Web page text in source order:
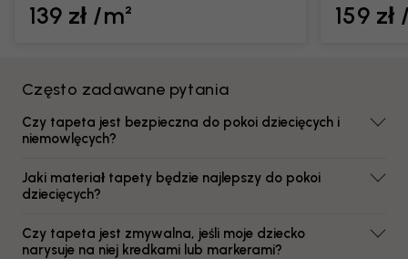
139 zł /m² 159 zł
Często zadawane pytania
Czy tapeta jest bezpieczna do pokoi dziecięcych i
niemowlęcych?
Jaki materiał tapety będzie najlepszy do pokoi
dziecięcych?
Czy tapeta jest zmywalna, jeśli moje dziecko
narysuje na niej kredkami lub markerami?